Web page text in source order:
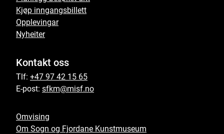
Kjøp inngangsbillett
Opplevingar
Nyheiter
Kontakt oss
Tlf: +47 97 42 15 65
E-post: sfkm@misf.no
Omvising
Om Sogn og Fjordane Kunstmuseum